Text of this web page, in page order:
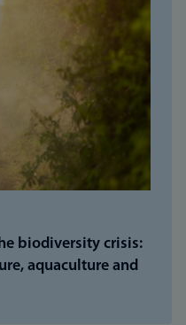
biodiversity crisis:
aquaculture and